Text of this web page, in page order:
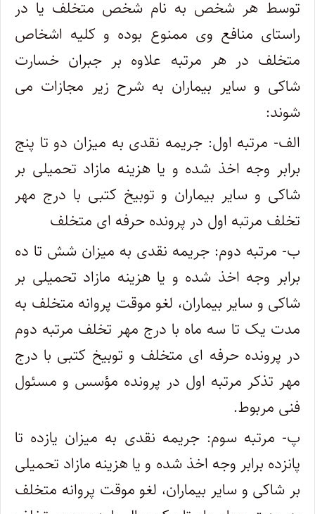
توسط هر شخص به نام شخص متخلف یا در
راستای منافع وی ممنوع بوده و کلیه اشخاص
متخلف در هر مرتبه علاوه بر جبران خسارت
شاکی و سایر بیماران به شرح زیر مجازات می
شوند:
الف- مرتبه اول: جریمه نقدی به میزان دو تا پنج
برابر وجه اخذ شده و یا هزینه مازاد تحمیلی بر
شاکی و سایر بیماران و توبیخ کتبی با درج مهر
تخلف مرتبه اول در پرونده حرفه ای متخلف
ب- مرتبه دوم: جریمه نقدی به میزان شش تا ده
برابر وجه اخذ شده و یا هزینه مازاد تحمیلی بر
شاکی و سایر بیماران، لغو موقت پروانه متخلف به
مدت یک تا سه ماه با درج مهر تخلف مرتبه دوم
در پرونده حرفه ای متخلف و توبیخ کتبی با درج
مهر تذکر مرتبه اول در پرونده مؤسس و مسئول
فنی مربوط.
پ- مرتبه سوم: جریمه نقدی به میزان یازده تا
پانزده برابر وجه اخذ شده و یا هزینه مازاد تحمیلی
بر شاکی و سایر بیماران، لغو موقت پروانه متخلف